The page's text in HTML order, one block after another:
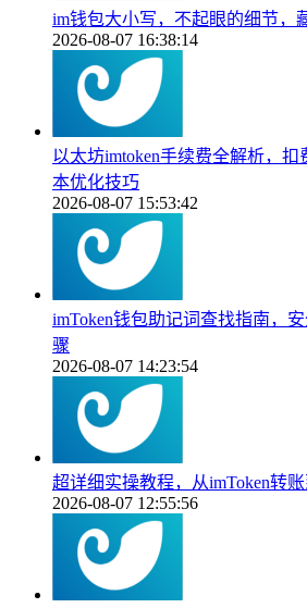
im钱包大小写，不起眼的细节，
2026-08-07 16:38:14
以太坊imtoken手续费全解析，
本优化技巧
2026-08-07 15:53:42
imToken钱包助记词查找指南，
骤
2026-08-07 14:23:54
超详细实操教程，从imToken转
2026-08-07 12:55:56